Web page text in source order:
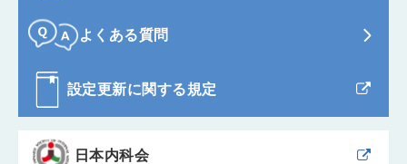
よくある質問
設定更新に関する規定
日本内科会